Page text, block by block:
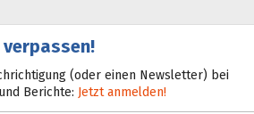
(oder einen Newsletter) bei
Berichte: Jetzt anmelden!